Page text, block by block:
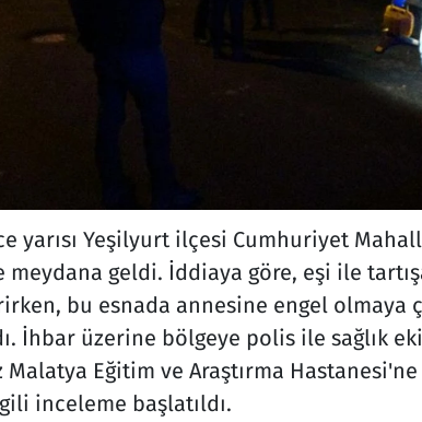
yarısı Yeşilyurt ilçesi Cumhuriyet
meydana geldi. İddiaya göre, eşi ile
bu esnada annesine engel olmaya
İhbar üzerine bölgeye polis ile sağlık
Malatya Eğitim ve Araştırma Hastanesi'ne
inceleme başlatıldı.